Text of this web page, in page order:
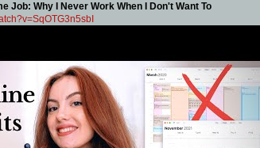
Job: Why I Never Work When I Don't Want To